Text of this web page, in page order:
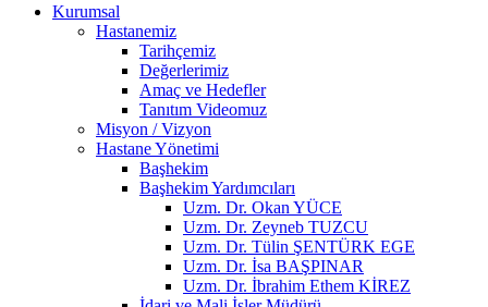
Kurumsal
Hastanemiz
Tarihçemiz
Değerlerimiz
Amaç ve Hedefler
Tanıtım Videomuz
Misyon / Vizyon
Hastane Yönetimi
Başhekim
Başhekim Yardımcıları
Uzm. Dr. Okan YÜCE
Uzm. Dr. Zeyneb TUZCU
Uzm. Dr. Tülin ŞENTÜRK EGE
Uzm. Dr. İsa BAŞPINAR
Uzm. Dr. İbrahim Ethem KİREZ